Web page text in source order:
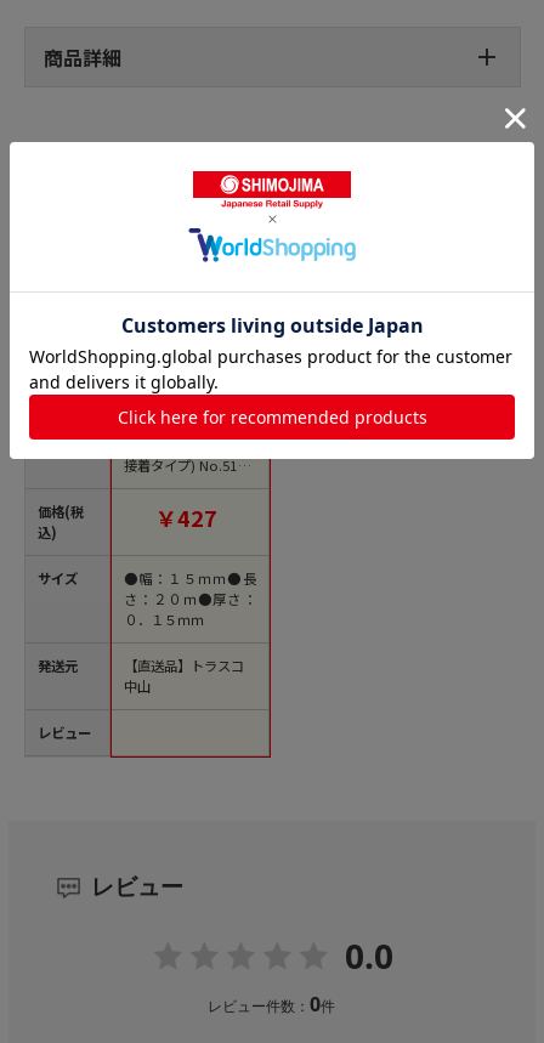
商品詳細
一般両面テープの人気商品との比較
価格(税
込)
サイズ
発送元
レビュー
トラスコ中山 日東 低
VOC両面テープ(粗面
接着タイプ) No.512 1
5mm×20m ホワイト
【直送品】￥427
●幅：１５ｍｍ●長
さ：２０ｍ●厚さ：
０．１５ｍｍ
【直送品】トラスコ
中山
レビュー
0.0
レビュー件数：0件